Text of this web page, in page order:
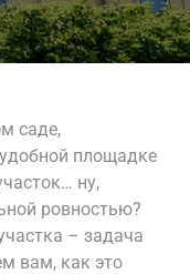
саде,
площадке
ну,
ровностью?
– задача
вам, как это